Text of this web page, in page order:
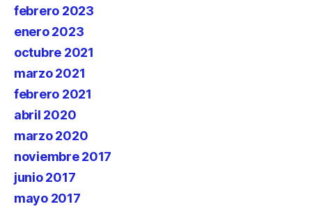
febrero 2023
enero 2023
octubre 2021
marzo 2021
febrero 2021
abril 2020
marzo 2020
noviembre 2017
junio 2017
mayo 2017